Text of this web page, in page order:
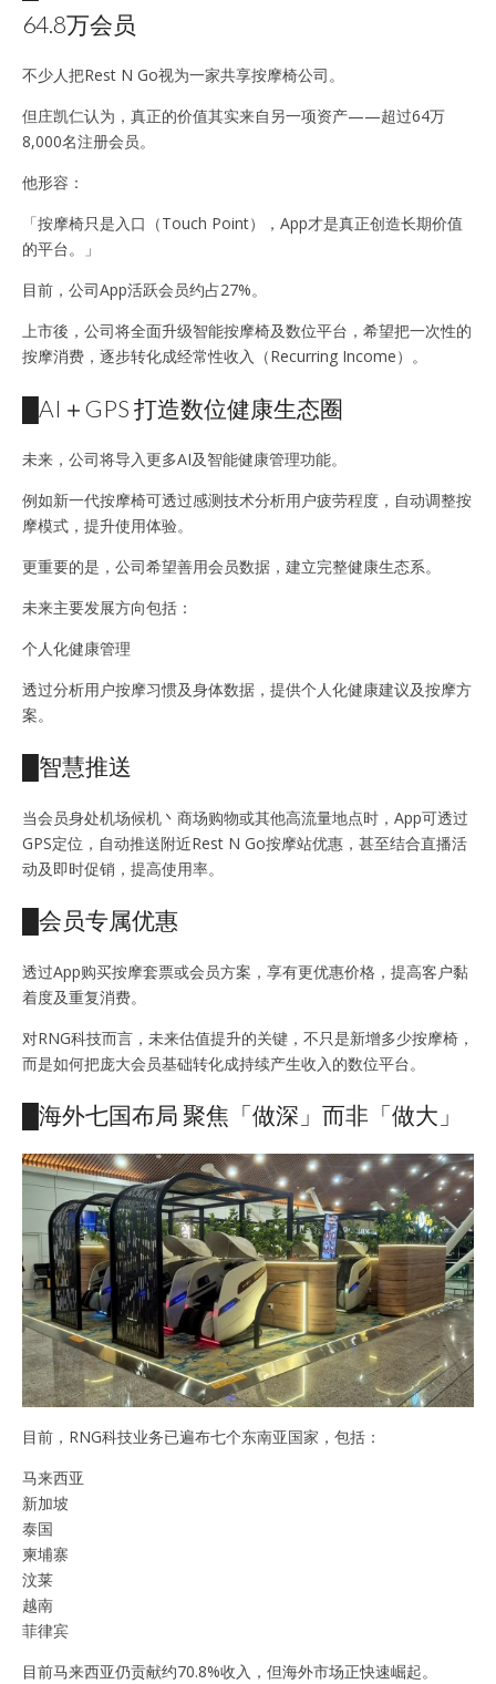
64.8万会员
不少人把Rest N Go视为一家共享按摩椅公司。
但庄凯仁认为，真正的价值其实来自另一项资产——超过64万
8,000名注册会员。
他形容：
「按摩椅只是入口（Touch Point），App才是真正创造长期价值
的平台。」
目前，公司App活跃会员约占27%。
上市後，公司将全面升级智能按摩椅及数位平台，希望把一次性的
按摩消费，逐步转化成经常性收入（Recurring Income）。
█AI＋GPS 打造数位健康生态圈
未来，公司将导入更多AI及智能健康管理功能。
例如新一代按摩椅可透过感测技术分析用户疲劳程度，自动调整按
摩模式，提升使用体验。
更重要的是，公司希望善用会员数据，建立完整健康生态系。
未来主要发展方向包括：
个人化健康管理
透过分析用户按摩习惯及身体数据，提供个人化健康建议及按摩方
案。
█智慧推送
当会员身处机场候机丶商场购物或其他高流量地点时，App可透过
GPS定位，自动推送附近Rest N Go按摩站优惠，甚至结合直播活
动及即时促销，提高使用率。
█会员专属优惠
透过App购买按摩套票或会员方案，享有更优惠价格，提高客户黏
着度及重复消费。
对RNG科技而言，未来估值提升的关键，不只是新增多少按摩椅，
而是如何把庞大会员基础转化成持续产生收入的数位平台。
█海外七国布局 聚焦「做深」而非「做大」
目前，RNG科技业务已遍布七个东南亚国家，包括：
马来西亚
新加坡
泰国
柬埔寨
汶莱
越南
菲律宾
目前马来西亚仍贡献约70.8%收入，但海外市场正快速崛起。